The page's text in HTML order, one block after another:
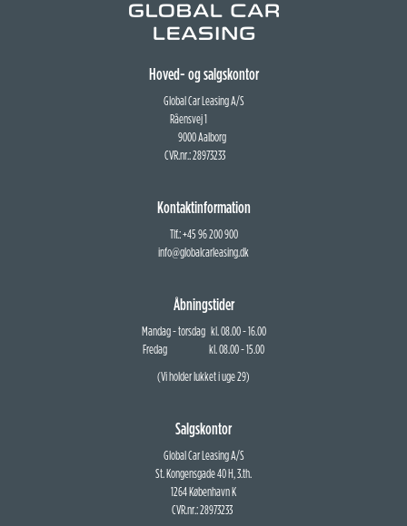
Hoved- og salgskontor
Global Car Leasing A/S
Råensvej 1
9000 Aalborg
CVR.nr.: 28973233
Kontaktinformation
Tlf.: +45 96 200 900
info@globalcarleasing.dk
Åbningstider
Mandag - torsdag kl. 08.00 - 16.00
Fredag kl. 08.00 - 15.00
(Vi holder lukket i uge 29)
Salgskontor
Global Car Leasing A/S
St. Kongensgade 40 H, 3.th.
1264 København K
CVR.nr.: 28973233